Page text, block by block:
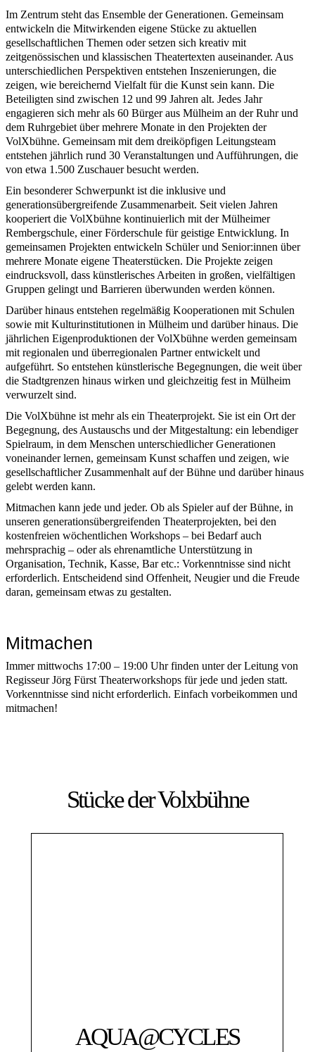
Im Zentrum steht das Ensemble der Generationen. Gemeinsam
entwickeln die Mitwirkenden eigene Stücke zu aktuellen
gesellschaftlichen Themen oder setzen sich kreativ mit
zeitgenössischen und klassischen Theatertexten auseinander. Aus
unterschiedlichen Perspektiven entstehen Inszenierungen, die
zeigen, wie bereichernd Vielfalt für die Kunst sein kann. Die
Beteiligten sind zwischen 12 und 99 Jahren alt. Jedes Jahr
engagieren sich mehr als 60 Bürger aus Mülheim an der Ruhr und
dem Ruhrgebiet über mehrere Monate in den Projekten der
VolXbühne. Gemeinsam mit dem dreiköpfigen Leitungsteam
entstehen jährlich rund 30 Veranstaltungen und Aufführungen, die
von etwa 1.500 Zuschauer besucht werden.
Ein besonderer Schwerpunkt ist die inklusive und
generationsübergreifende Zusammenarbeit. Seit vielen Jahren
kooperiert die VolXbühne kontinuierlich mit der Mülheimer
Rembergschule, einer Förderschule für geistige Entwicklung. In
gemeinsamen Projekten entwickeln Schüler und Senior:innen über
mehrere Monate eigene Theaterstücken. Die Projekte zeigen
eindrucksvoll, dass künstlerisches Arbeiten in großen, vielfältigen
Gruppen gelingt und Barrieren überwunden werden können.
Darüber hinaus entstehen regelmäßig Kooperationen mit Schulen
sowie mit Kulturinstitutionen in Mülheim und darüber hinaus. Die
jährlichen Eigenproduktionen der VolXbühne werden gemeinsam
mit regionalen und überregionalen Partner entwickelt und
aufgeführt. So entstehen künstlerische Begegnungen, die weit über
die Stadtgrenzen hinaus wirken und gleichzeitig fest in Mülheim
verwurzelt sind.
Die VolXbühne ist mehr als ein Theaterprojekt. Sie ist ein Ort der
Begegnung, des Austauschs und der Mitgestaltung: ein lebendiger
Spielraum, in dem Menschen unterschiedlicher Generationen
voneinander lernen, gemeinsam Kunst schaffen und zeigen, wie
gesellschaftlicher Zusammenhalt auf der Bühne und darüber hinaus
gelebt werden kann.
Mitmachen kann jede und jeder. Ob als Spieler auf der Bühne, in
unseren generationsübergreifenden Theaterprojekten, bei den
kostenfreien wöchentlichen Workshops – bei Bedarf auch
mehrsprachig – oder als ehrenamtliche Unterstützung in
Organisation, Technik, Kasse, Bar etc.: Vorkenntnisse sind nicht
erforderlich. Entscheidend sind Offenheit, Neugier und die Freude
daran, gemeinsam etwas zu gestalten.
Mitmachen
Immer mittwochs 17:00 – 19:00 Uhr finden unter der Leitung von
Regisseur Jörg Fürst Theaterworkshops für jede und jeden statt.
Vorkenntnisse sind nicht erforderlich. Einfach vorbeikommen und
mitmachen!
Stücke der Volxbühne
AQUA@CYCLES